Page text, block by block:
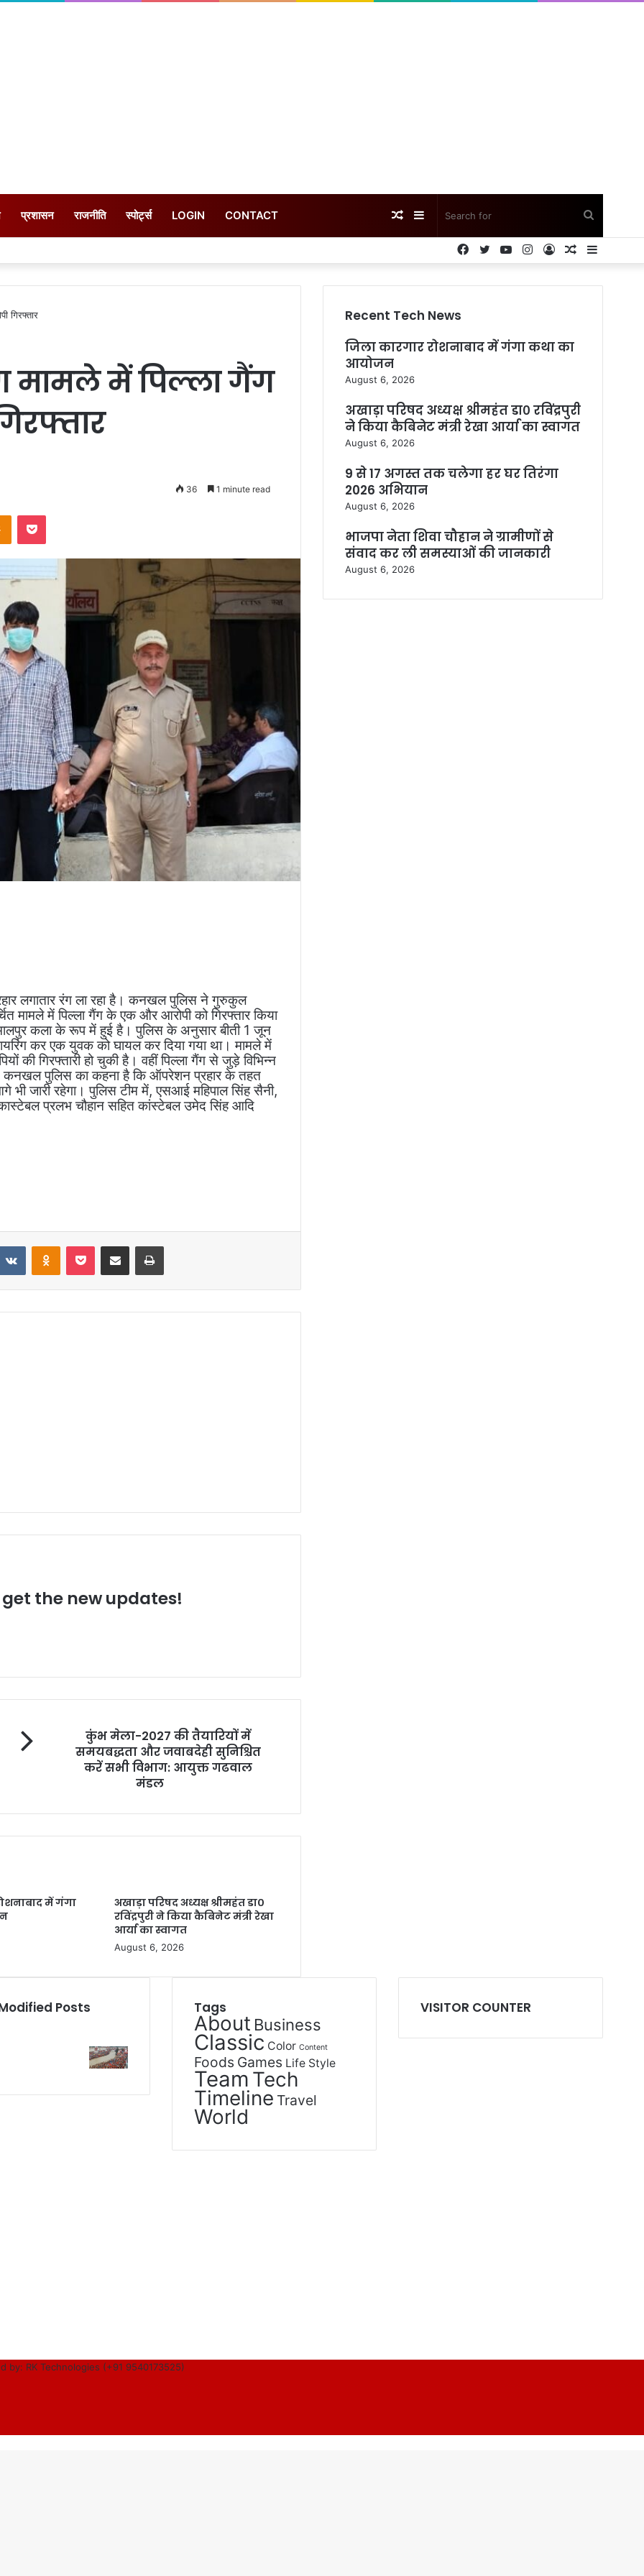
प्रशासन राजनीति स्पोर्ट्स LOGIN CONTACT
for
Sidebar
Random
Sidebar
Random
Log
Instagram
YouTube
Twitter
Facebook
गिरफ्तार
मामले में पिल्ला गैंग
36 1 minute read
Odnoklassniki
Pocket
लगातार रंग ला रहा है। कनखल पुलिस ने गुरुकुल
मामले में पिल्ला गैंग के एक और आरोपी को गिरफ्तार किया
कला के रूप में हुई है। पुलिस के अनुसार बीती 1 जून
कर एक युवक को घायल कर दिया गया था। मामले में
गिरफ्तारी हो चुकी है। वहीं पिल्ला गैंग से जुड़े विभिन्न
पुलिस का कहना है कि ऑपरेशन प्रहार के तहत
जारी रहेगा। पुलिस टीम में, एसआई महिपाल सिंह सैनी,
प्रलभ चौहान सहित कांस्टेबल उमेद सिंह आदि
VKontakteOdnoklassniki
Pocket Share via Email Print
the new updates!
कुंभ मेला-2027 की तैयारियों में
समयबद्धता और जवाबदेही सुनिश्चित
करें सभी विभाग: आयुक्त गढवाल
मंडल
में गंगा
अखाड़ा परिषद अध्यक्ष श्रीमहंत डा०
रविंद्रपुरी ने किया कैबिनेट मंत्री रेखा
आर्या का स्वागत
August 6, 2026
Recent Tech News
जिला कारगार रोशनाबाद में गंगा कथा का
आयोजन
August 6, 2026
अखाड़ा परिषद अध्यक्ष श्रीमहंत डा० रविंद्रपुरी
ने किया कैबिनेट मंत्री रेखा आर्या का स्वागत
August 6, 2026
9 से 17 अगस्त तक चलेगा हर घर तिरंगा
2026 अभियान
August 6, 2026
भाजपा नेता शिवा चौहान ने ग्रामीणों से
संवाद कर ली समस्याओं की जानकारी
August 6, 2026
Posts Tags
About Business
Classic Color Content
Foods Games Life Style
Team Tech
Timeline Travel
World
VISITOR COUNTER
by: RK Technologies (+91 9540173525)